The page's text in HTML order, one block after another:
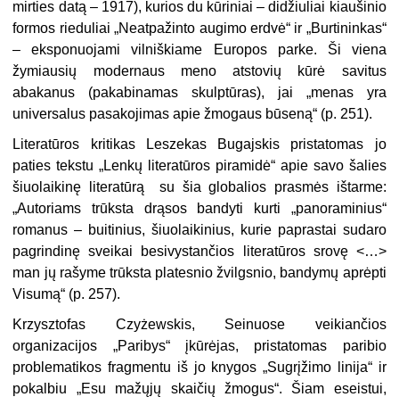
mirties datą – 1917), kurios du kūriniai – didžiuliai kiaušinio
formos rieduliai „Neatpažinto augimo erdvė“ ir „Burtininkas“
– eksponuojami vilniškiame Europos parke. Ši viena
žymiausių modernaus meno atstovių kūrė savitus
abakanus (pakabinamas skulptūras), jai „menas yra
universalus pasakojimas apie žmogaus būseną“ (p. 251).
Literatūros kritikas Leszekas Bugajskis pristatomas jo
paties tekstu „Lenkų literatūros piramidė“ apie savo šalies
šiuolaikinę literatūrą su šia globalios prasmės ištarme:
„Autoriams trūksta drąsos bandyti kurti „panoraminius“
romanus – buitinius, šiuolaikinius, kurie paprastai sudaro
pagrindinę sveikai besivystančios literatūros srovę <…>
man jų rašyme trūksta platesnio žvilgsnio, bandymų aprėpti
Visumą“ (p. 257).
Krzysztofas Czyżewskis, Seinuose veikiančios
organizacijos „Paribys“ įkūrėjas, pristatomas paribio
problematikos fragmentu iš jo knygos „Sugrįžimo linija“ ir
pokalbiu „Esu mažųjų skaičių žmogus“. Šiam eseistui,